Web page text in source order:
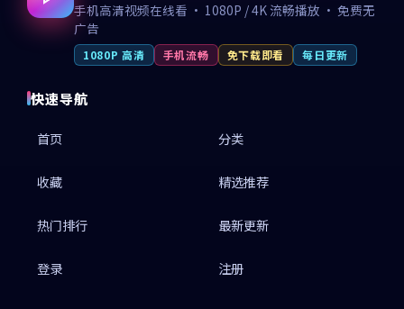
手机高清视频在线看 · 1080P / 4K 流畅播放 · 免费无
广告
1080P 高清 手机流畅 免下载即看 每日更新
快速导航
首页 分类
收藏 精选推荐
热门排行 最新更新
登录 注册